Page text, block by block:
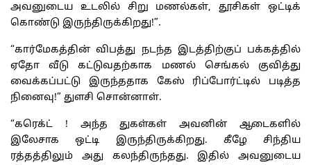
அவனுடைய உடலில் சிறு மணல்கள், தூசிகள் ஒட்டிக்
கொண்டு இருந்திருக்கிறது!”.
“கார்மேகத்தின் விபத்து நடந்த இடத்திற்குப் பக்கத்தில்
ஏதோ வீடு கட்டுவதற்காக மணல் செங்கல் குவித்து
வைக்கப்பட்டு இருந்ததாக கேஸ் ரிப்போர்ட்டில் படித்த
நினைவு!” துளசி சொன்னாள்.
“கரெக்ட் ! அந்த துகள்கள் அவனின் ஆடைகளில்
இலேசாக ஒட்டி இருந்திருக்கிறது. கீழே சிந்திய
ரத்தத்திலும் அது கலந்திருந்தது. இதில் அவனுடைய